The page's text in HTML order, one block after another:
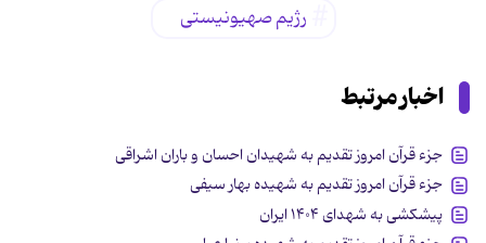
رژیم صهیونیستی
اخبار مرتبط
جزء قرآن امروز تقدیم به شهیدان احسان و باران اشراقی
جزء قرآن امروز تقدیم به شهیده بهار سیفی
پیشکشی به شهدای ۱۴۰۴ ایران